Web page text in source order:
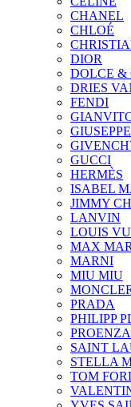
CHANEL
CHLOÉ
DIOR
DOLCE &
DRIES
FENDI
GUCCI
HERMÈS
ISABEL
JIMMY
LANVIN
LOUIS
MAX
MARNI
MIU MIU
PRADA
PHILIPP
SAINT
STELLA
TOM